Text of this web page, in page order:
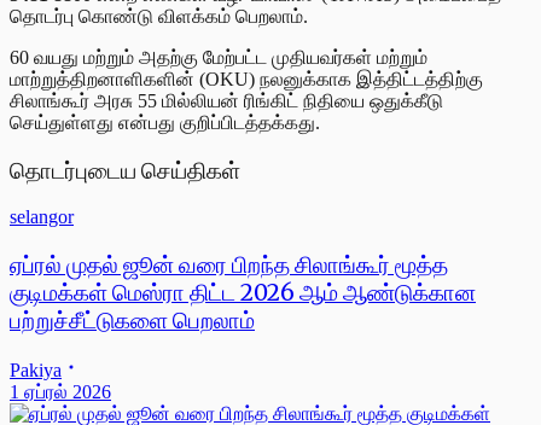
தொடர்பு கொண்டு விளக்கம் பெறலாம்.
60 வயது மற்றும் அதற்கு மேற்பட்ட முதியவர்கள் மற்றும்
மாற்றுத்திறனாளிகளின் (OKU) நலனுக்காக இத்திட்டத்திற்கு
சிலாங்கூர் அரசு 55 மில்லியன் ரிங்கிட் நிதியை ஒதுக்கீடு
செய்துள்ளது என்பது குறிப்பிடத்தக்கது.
தொடர்புடைய செய்திகள்
selangor
ஏப்ரல் முதல் ஜூன் வரை பிறந்த சிலாங்கூர் மூத்த
குடிமக்கள் மெஸ்ரா திட்ட 2026 ஆம் ஆண்டுக்கான
பற்றுச்சீட்டுகளை பெறலாம்
Pakiya
1 ஏப்ரல் 2026